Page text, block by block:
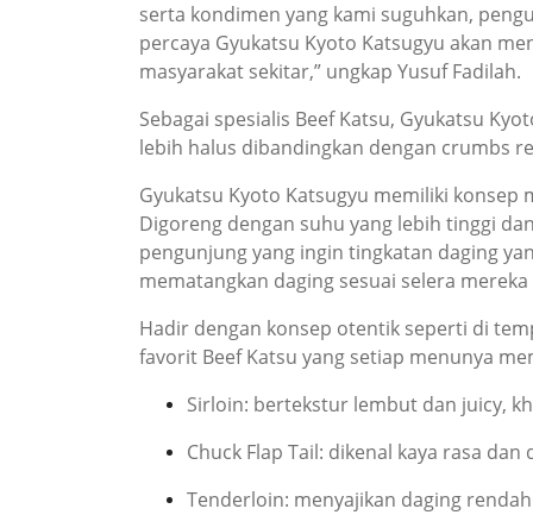
serta kondimen yang kami suguhkan,
percaya Gyukatsu Kyoto Katsugyu akan
masyarakat sekitar,” ungkap Yusuf Fadilah.
Sebagai spesialis Beef Katsu, Gyukatsu
lebih halus dibandingkan dengan crumbs
Gyukatsu Kyoto Katsugyu memiliki konsep
Digoreng dengan suhu yang lebih tinggi
pengunjung yang ingin tingkatan daging
mematangkan daging sesuai selera
Hadir dengan konsep otentik seperti di
favorit Beef Katsu yang setiap menunya
Sirloin: bertekstur lembut dan juicy,
Chuck Flap Tail: dikenal kaya rasa
Tenderloin: menyajikan daging